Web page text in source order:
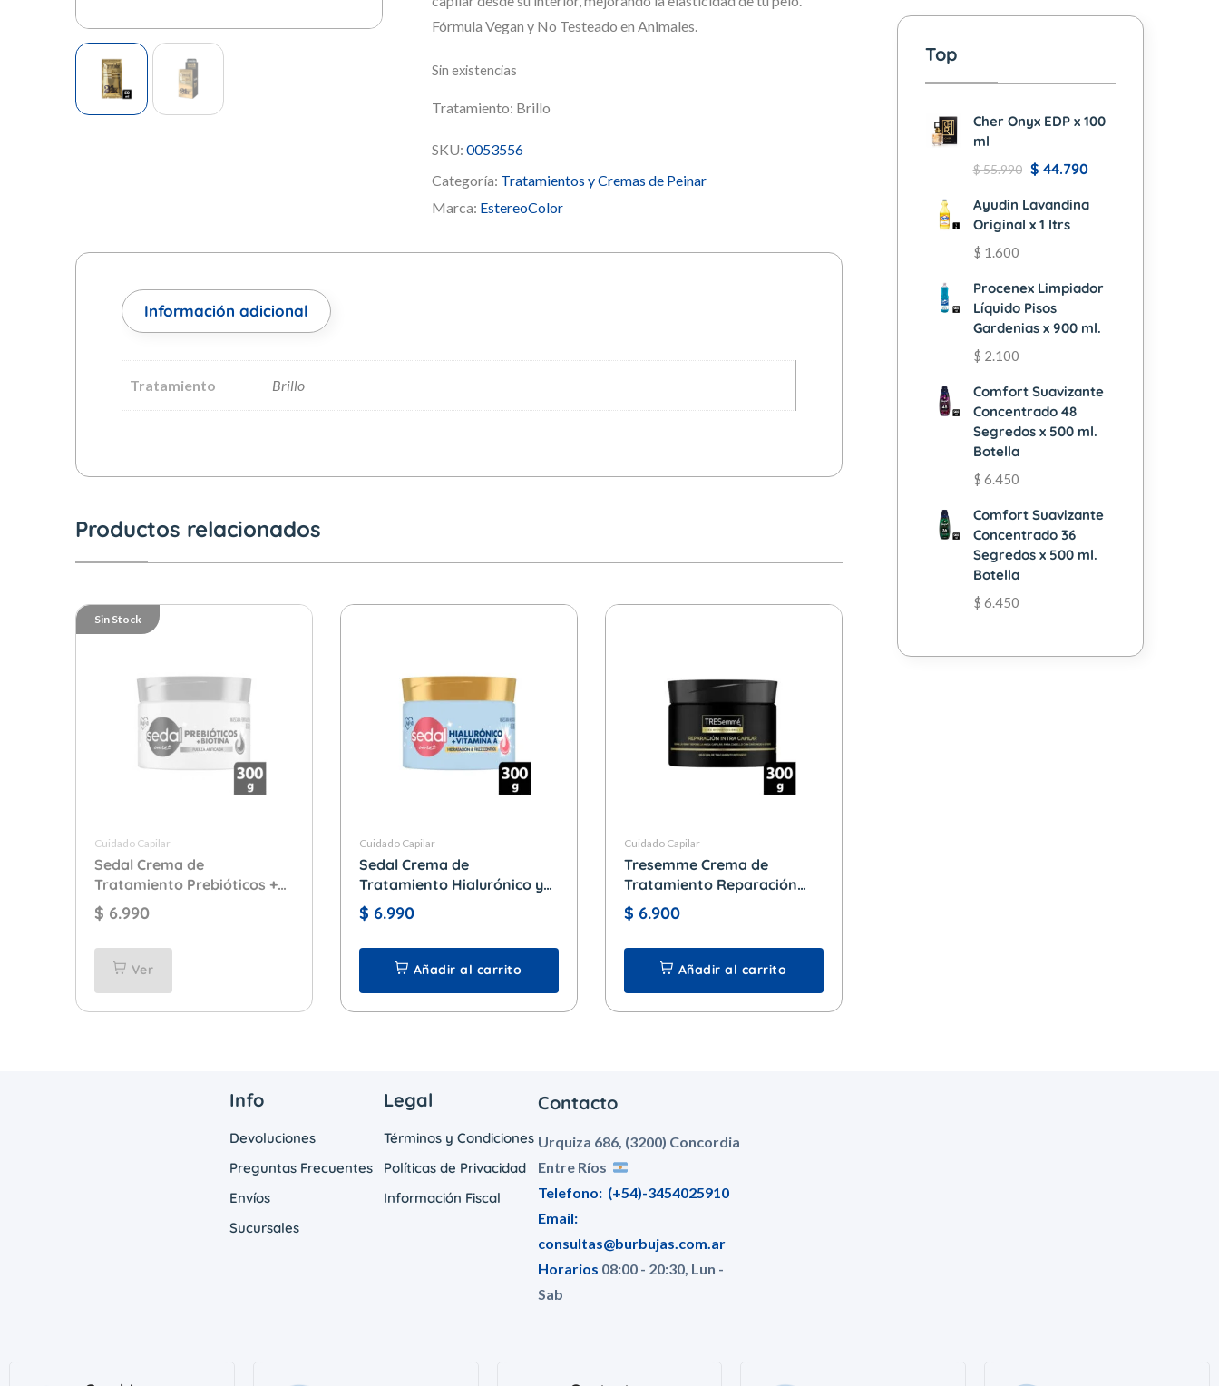
Fórmula Vegan y No Testeado en Animales.
Sin existencias
Tratamiento: Brillo
SKU: 0053556
Categoría: Tratamientos y Cremas de Peinar
Marca: EstereoColor
Información adicional
Tratamiento Brillo
Productos relacionados
Sin Stock
Cuidado Capilar
Sedal Crema de
Tratamiento Prebióticos +
Biotina x 300 gr.
$ 6.990
Ver
Cuidado Capilar
Sedal Crema de
Tratamiento Hialurónico y
Vitamina A x 300 gr.
$ 6.990
Añadir al carrito
Cuidado Capilar
Tresemme Crema de
Tratamiento Reparación
Intra Capilar x 300 gr.
$ 6.900
Añadir al carrito
Top
Cher Onyx EDP x 100
ml
$55.990 $ 44.790
Ayudin Lavandina
Original x 1 ltrs
$ 1.600
Procenex Limpiador
Líquido Pisos
Gardenias x 900 ml.
$ 2.100
Comfort Suavizante
Concentrado 48
Segredos x 500 ml.
Botella
$ 6.450
Comfort Suavizante
Concentrado 36
Segredos x 500 ml.
Botella
$ 6.450
Info
Devoluciones
Preguntas Frecuentes
Envíos
Sucursales
Legal
Términos y Condiciones
Políticas de Privacidad
Información Fiscal
Contacto
Urquiza 686, (3200) Concordia
Entre Ríos
Telefono: (+54)-3454025910
Email:
consultas@burbujas.com.ar
Horarios 08:00 - 20:30, Lun -
Sab